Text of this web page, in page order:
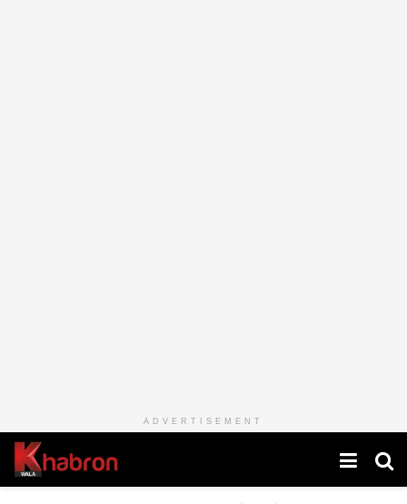
ADVERTISEMENT